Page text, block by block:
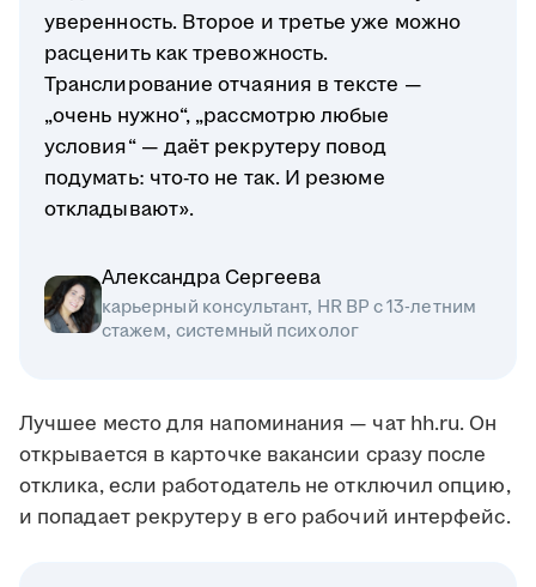
уверенность. Второе и третье уже можно
расценить как тревожность.
Транслирование отчаяния в тексте —
„очень нужно“, „рассмотрю любые
условия“ — даёт рекрутеру повод
подумать: что-то не так. И резюме
откладывают».
Александра Сергеева
карьерный консультант, HR BP с 13-летним
стажем, системный психолог
Лучшее место для напоминания — чат hh.ru. Он
открывается в карточке вакансии сразу после
отклика, если работодатель не отключил опцию,
и попадает рекрутеру в его рабочий интерфейс.